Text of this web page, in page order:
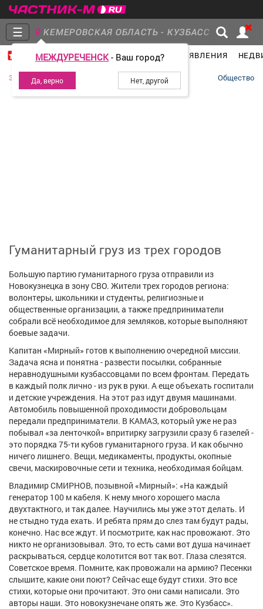
☰ КЕМЕРОВСКАЯ ОБЛАСТЬ - КУЗБАСС
МЕЖДУРЕЧЕНСК- Ваш город?
ГЛАВНАЯ ГРУППЫ НОВОСТИ ОБЪЯВЛЕНИЯ
Главная
Группы
Афиша
Товары
ТВ программа Я - пенсионер
30 июня 2026 Общество
Гуманитарный груз из трех городов
Большую партию гуманитарного груза отправили из
Новокузнецка в зону СВО. Жители трех городов региона:
волонтеры, школьники и студенты, религиозные и
общественные организации, а также предприниматели
собрали всё необходимое для земляков, которые выполняют
боевые задачи.
Капитан «Мирный» готов к выполнению очередной миссии.
Задача ясна и понятна - развести посылки, собранные
неравнодушными кузбассовцами по всем фронтам. Передать
в каждый полк лично - из рук в руки. А еще объехать госпитали
и детские учреждения. На этот раз идут двумя машинами.
Автомобиль повышенной проходимости добровольцам
передали предприниматели. В КАМАЗ, который уже не раз
побывал «за ленточкой» впритирку загрузили сразу 6 газелей -
это порядка 75-ти кубов гуманитарного груза. И как обычно
ничего лишнего. Вещи, медикаменты, продукты, окопные
свечи, маскировочные сети и техника, необходимая бойцам.
Владимир СМИРНОВ, позывной «Мирный»: «На каждый
генератор 100 м кабеля. К нему много хорошего масла
двухтактного, и так далее. Научились мы уже этот делать. И
не стыдно туда ехать. И ребята прям до слез там будут рады,
конечно. Нас все ждут. И посмотрите, как нас провожают. Это
никто не организовывал. Это, то есть сами вот душа начинает
раскрываться, сердце колотится вот так вот. Глаза слезятся.
Советское время. Помните, как провожали на армию? Песенки
слышите, какие они поют? Сейчас еще будут стихи. Это все
стихи, которые они прочитают. Это они сами написали. Это
авторы наши. Это новокузнечане опять же. Это Кузбасс».